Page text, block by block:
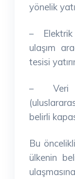
yönelik
–
ulaşım
tesisi
– Veri
belirli
Bu
ülkenin